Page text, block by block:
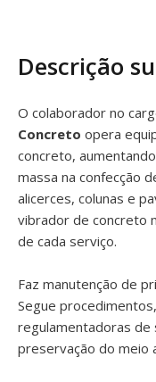
Descrição
O colaborador no
Concreto opera
concreto,
massa na confecção
alicerces, colunas e
vibrador de concreto
de cada serviço.
Faz manutenção de
Segue
regulamentadoras de
preservação do meio